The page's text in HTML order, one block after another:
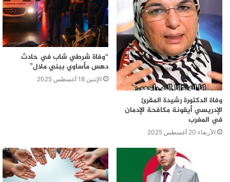
وفاة الدكتورة رشيدة المقرئ
الإدريسي أيقونة مكافحة الإدمان
في المغرب
الأربعاء 20 أغسطس 2025
“وفاة شرطي شاب في حادث
دهس مأساوي ببني ملال”
الإثنين 18 أغسطس 2025